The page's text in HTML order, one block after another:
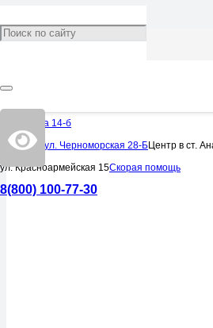
Омелькова 14-б
Центр по ул. Черноморская 28-БЦентр в ст.
ул. Красноармейская 15Скорая помощь
8(800) 100-77-30
Флеболог
ВРАЧИ